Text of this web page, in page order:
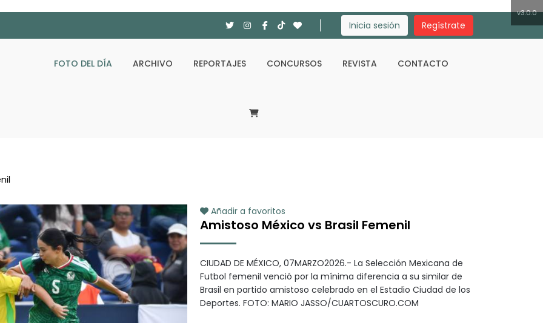
Inicia sesión Regístrate
FOTO DEL DÍA ARCHIVO REPORTAJES CONCURSOS REVISTA CONTACTO
v3.0.0
Añadir a favoritos
Amistoso México vs Brasil Femenil
CIUDAD DE MÉXICO, 07MARZO2026.- La Selección Mexicana de
Futbol femenil venció por la mínima diferencia a su similar de
Brasil en partido amistoso celebrado en el Estadio Ciudad de los
Deportes. FOTO: MARIO JASSO/CUARTOSCURO.COM